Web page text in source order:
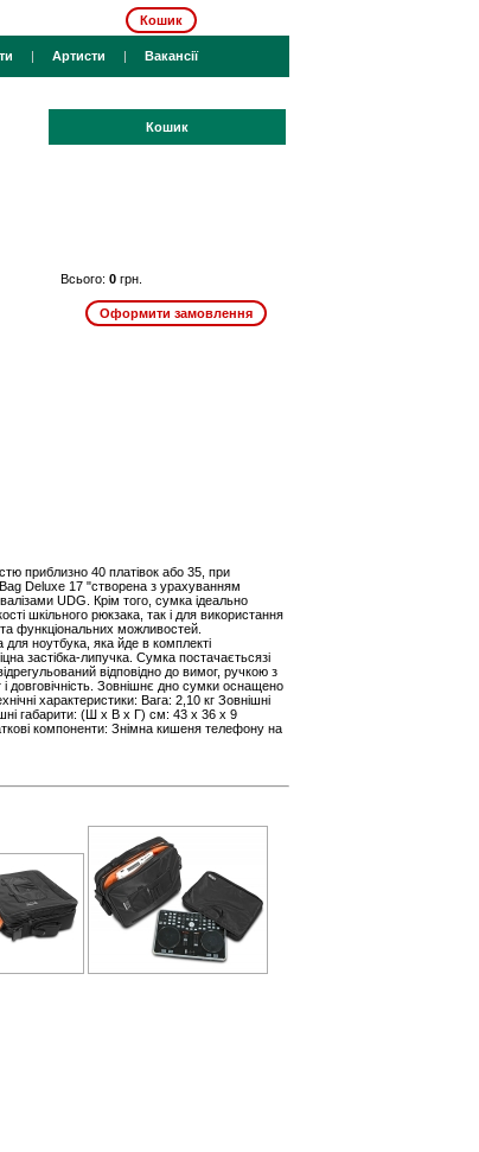
Кошик
| Артисти | Вакансії
Кошик
Всього: 0 грн.
приблизно 40 платівок або 35, при
Deluxe 17 "створена з урахуванням
UDG. Крім того, сумка ідеально
шкільного рюкзака, так і для використання
функціональних можливостей.
ноутбука, яка йде в комплекті
застібка-липучка. Сумка постачаєтьсязі
відповідно до вимог, ручкою з
Зовнішнє дно сумки оснащено
характеристики: Вага: 2,10 кг Зовнішні
габарити: (Ш x В x Г) см: 43 x 36 x 9
компоненти: Знімна кишеня телефону на